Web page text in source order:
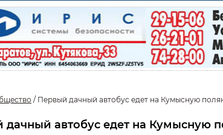
/ Первый дачный автобус едет на Кумысную
дачный автобус едет на Кумысную